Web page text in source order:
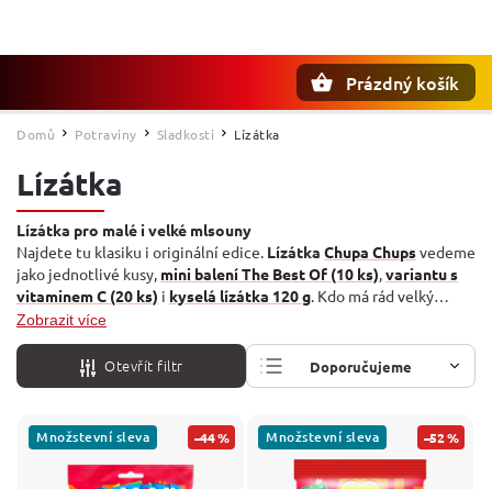
Prázdný košík
Domů / Potraviny / Sladkosti / Lízátka
Lízátka
Lízátka pro malé i velké mlsouny
Najdete tu klasiku i originální edice. Lízátka Chupa Chupsvedeme
jako jednotlivé kusy, mini balení The Best Of (10 ks),variantu s
vitaminem C (20 ks) i kyselá lízátka 120 g. Kdo má rád velký
formát, sáhne po
(120 g). K lízátkům přidáváme i oblíbené želéWoogie–kyselé
ovocné medvídky (250 g).
Zobrazit více
Doporučujeme
Nejdražší
Otevřít filtr
Množstevní sleva –44 % Množstevní sleva –52 %